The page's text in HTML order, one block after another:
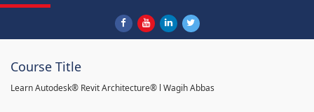
Course Title
Learn Autodesk® Revit Architecture® l Wagih Abbas